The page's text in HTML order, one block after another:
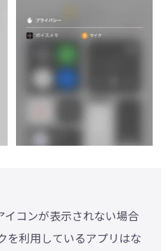
コンが表示されない場合
を利用しているアプリはな